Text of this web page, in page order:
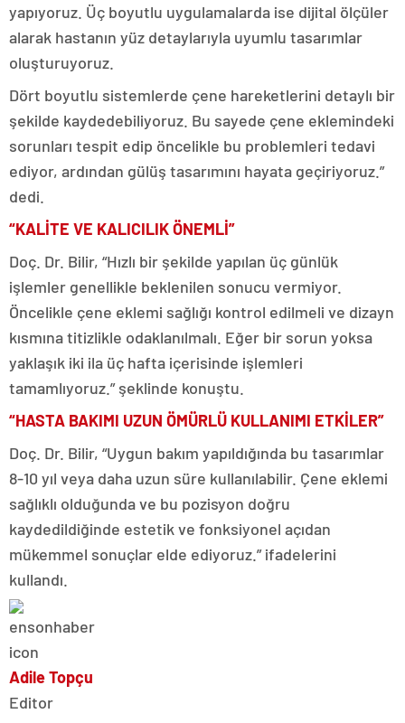
yapıyoruz. Üç boyutlu uygulamalarda ise dijital ölçüler
alarak hastanın yüz detaylarıyla uyumlu tasarımlar
oluşturuyoruz.
Dört boyutlu sistemlerde çene hareketlerini detaylı bir
şekilde kaydedebiliyoruz. Bu sayede çene eklemindeki
sorunları tespit edip öncelikle bu problemleri tedavi
ediyor, ardından gülüş tasarımını hayata geçiriyoruz.”
dedi.
“KALİTE VE KALICILIK ÖNEMLİ”
Doç. Dr. Bilir, “Hızlı bir şekilde yapılan üç günlük
işlemler genellikle beklenilen sonucu vermiyor.
Öncelikle çene eklemi sağlığı kontrol edilmeli ve dizayn
kısmına titizlikle odaklanılmalı. Eğer bir sorun yoksa
yaklaşık iki ila üç hafta içerisinde işlemleri
tamamlıyoruz.” şeklinde konuştu.
“HASTA BAKIMI UZUN ÖMÜRLÜ KULLANIMI ETKİLER”
Doç. Dr. Bilir, “Uygun bakım yapıldığında bu tasarımlar
8-10 yıl veya daha uzun süre kullanılabilir. Çene eklemi
sağlıklı olduğunda ve bu pozisyon doğru
kaydedildiğinde estetik ve fonksiyonel açıdan
mükemmel sonuçlar elde ediyoruz.” ifadelerini
kullandı.
Adile Topçu
Editor